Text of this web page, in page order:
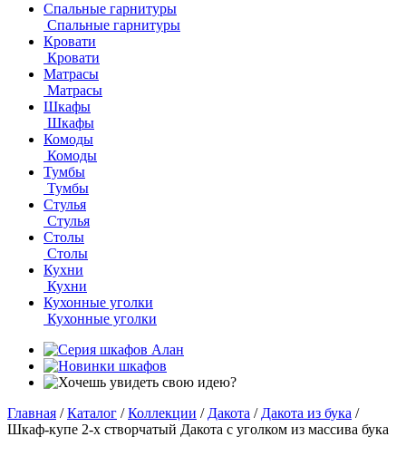
Спальные гарнитуры
Спальные гарнитуры
Кровати
Кровати
Матрасы
Матрасы
Шкафы
Шкафы
Комоды
Комоды
Тумбы
Тумбы
Стулья
Стулья
Столы
Столы
Кухни
Кухни
Кухонные уголки
Кухонные уголки
Главная / Каталог / Коллекции / Дакота / Дакота из бука /
Шкаф-купе 2-х створчатый Дакота с уголком из массива бука